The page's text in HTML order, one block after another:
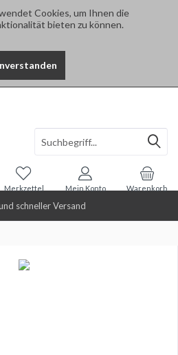
Cookies, um Ihnen die
bieten zu können.
schneller Versand
Warenkorb
Merkzettel Mein Konto